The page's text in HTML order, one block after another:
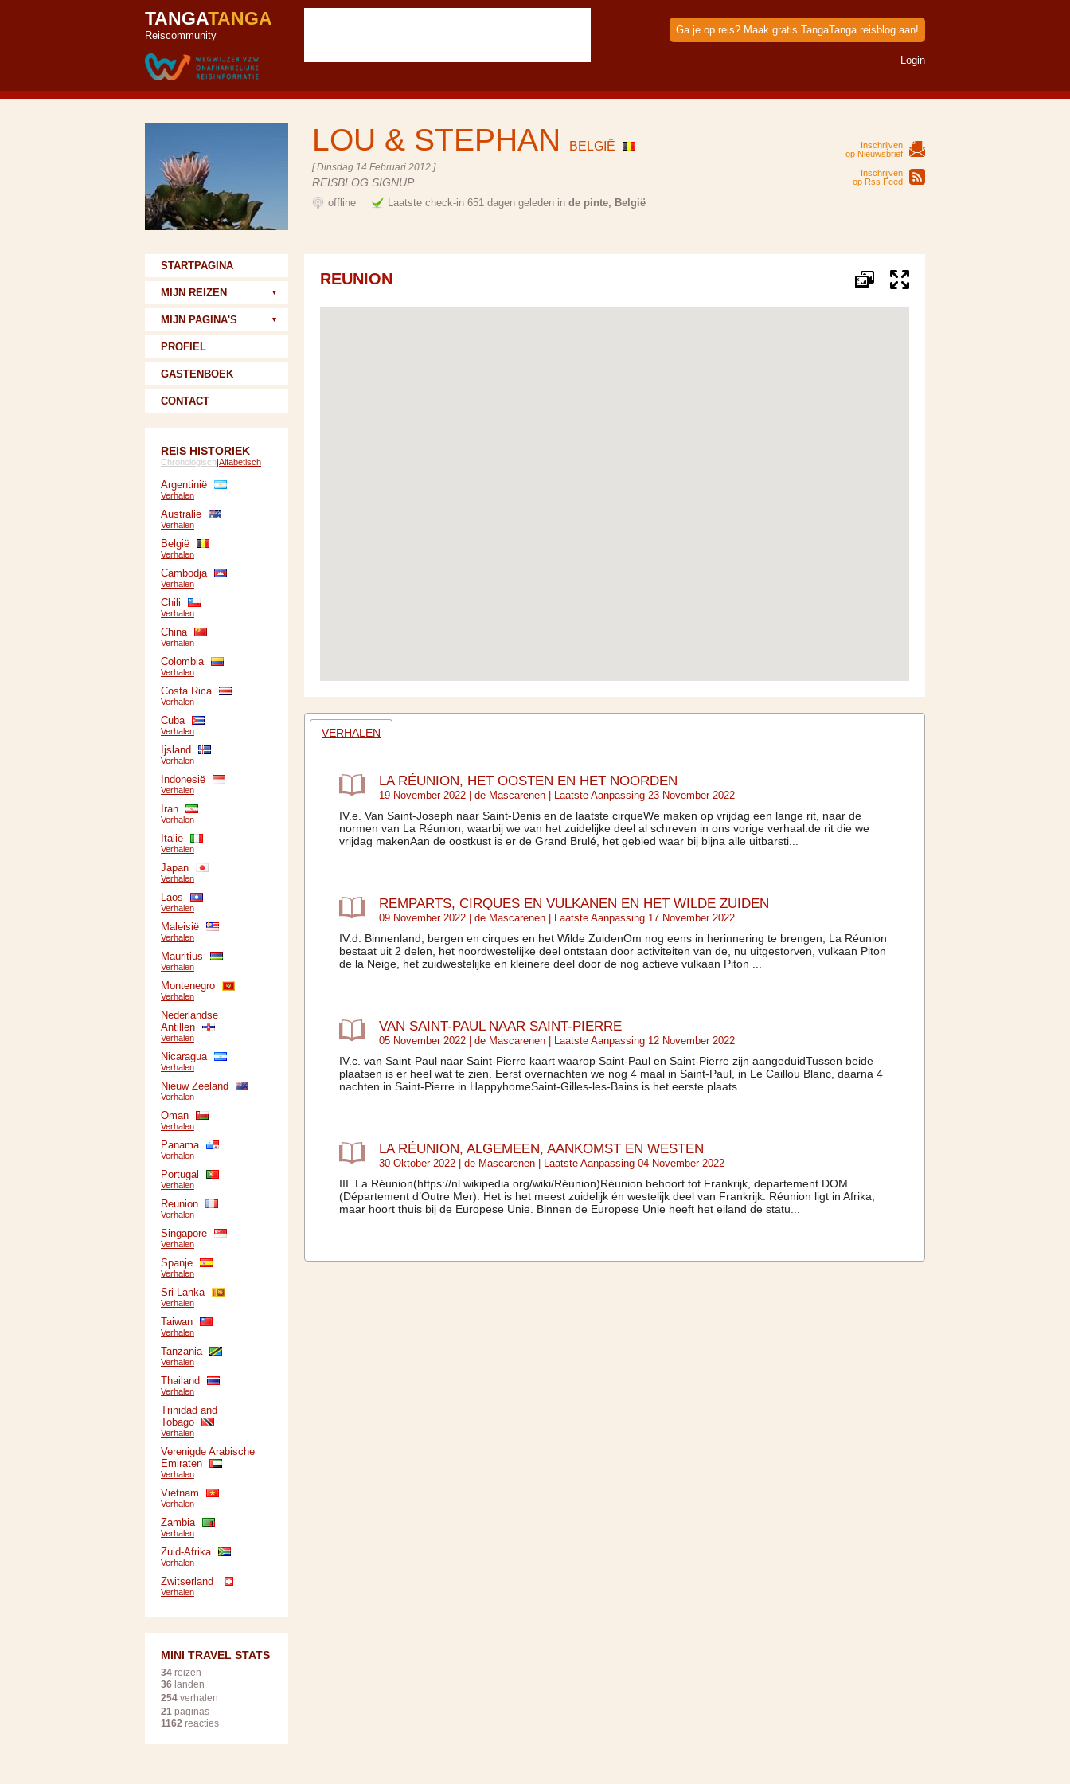
TANGATANGA
Reiscommunity Ga je op reis? Maak gratis TangaTanga reisblog aan!
Login
LOU & STEPHAN BELGIË
[ Dinsdag 14 Februari 2012 ]
REISBLOG SIGNUP
offline Laatste check-in 651 dagen geleden in de pinte, België
Inschrijven
op Nieuwsbrief
Inschrijven
op Rss Feed
REUNION
VERHALEN
LA RÉUNION, HET OOSTEN EN HET NOORDEN
19 November 2022 | de Mascarenen| Laatste Aanpassing 23 November 2022
IV.e. Van Saint-Joseph naar Saint-Denis en de laatste cirqueWe maken op vrijdag een lange rit, naar de
normen van La Réunion, waarbij we van het zuidelijke deel al schreven in ons vorige verhaal.de rit die we
vrijdag makenAan de oostkust is er de Grand Brulé, het gebied waar bij bijna alle uitbarsti...
REMPARTS, CIRQUES EN VULKANEN EN HET WILDE ZUIDEN
09 November 2022 | de Mascarenen| Laatste Aanpassing 17 November 2022
IV.d. Binnenland, bergen en cirques en het Wilde ZuidenOm nog eens in herinnering te brengen, La Réunion
bestaat uit 2 delen, het noordwestelijke deel ontstaan door activiteiten van de, nu uitgestorven, vulkaan Piton
de la Neige, het zuidwestelijke en kleinere deel door de nog actieve vulkaan Piton ...
VAN SAINT-PAUL NAAR SAINT-PIERRE
05 November 2022 | de Mascarenen| Laatste Aanpassing 12 November 2022
IV.c. van Saint-Paul naar Saint-Pierre kaart waarop Saint-Paul en Saint-Pierre zijn aangeduidTussen beide
plaatsen is er heel wat te zien. Eerst overnachten we nog 4 maal in Saint-Paul, in Le Caillou Blanc, daarna 4
nachten in Saint-Pierre in HappyhomeSaint-Gilles-les-Bains is het eerste plaats...
LA RÉUNION, ALGEMEEN, AANKOMST EN WESTEN
30 Oktober 2022 | de Mascarenen| Laatste Aanpassing 04 November 2022
III. La Réunion(https://nl.wikipedia.org/wiki/Réunion)Réunion behoort tot Frankrijk, departement DOM
(Département d’Outre Mer). Het is het meest zuidelijk én westelijk deel van Frankrijk. Réunion ligt in Afrika,
maar hoort thuis bij de Europese Unie. Binnen de Europese Unie heeft het eiland de statu...
STARTPAGINA
MIJN REIZEN
MIJN PAGINA'S
PROFIEL
GASTENBOEK
CONTACT
REIS HISTORIEK
Chronologisch|Alfabetisch
Argentinië
Verhalen
Australië
Verhalen
België
Verhalen
Cambodja
Verhalen
Chili
Verhalen
China
Verhalen
Colombia
Verhalen
Costa Rica
Verhalen
Cuba
Verhalen
Ijsland
Verhalen
Indonesië
Verhalen
Iran
Verhalen
Italië
Verhalen
Japan
Verhalen
Laos
Verhalen
Maleisië
Verhalen
Mauritius
Verhalen
Montenegro
Verhalen
Nederlandse
Antillen
Verhalen
Nicaragua
Verhalen
Nieuw Zeeland
Verhalen
Oman
Verhalen
Panama
Verhalen
Portugal
Verhalen
Reunion
Verhalen
Singapore
Verhalen
Spanje
Verhalen
Sri Lanka
Verhalen
Taiwan
Verhalen
Tanzania
Verhalen
Thailand
Verhalen
Trinidad and
Tobago
Verhalen
Verenigde Arabische
Emiraten
Verhalen
Vietnam
Verhalen
Zambia
Verhalen
Zuid-Afrika
Verhalen
Zwitserland
Verhalen
MINI TRAVEL STATS
34 reizen
36 landen
254 verhalen
21 paginas
1162 reacties